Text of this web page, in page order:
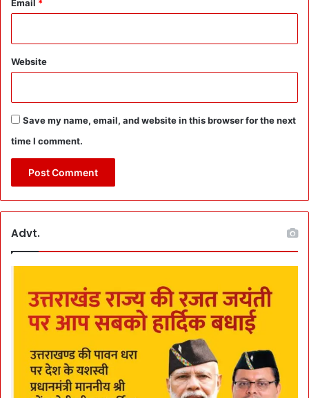
g
!
Email *
Website
Save my name, email, and website in this browser for the next
time I comment.
Advt.